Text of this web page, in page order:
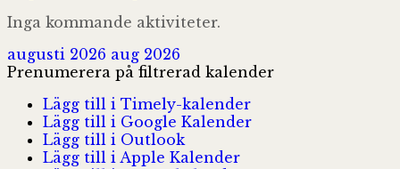
Inga kommande aktiviteter.
augusti 2026 aug 2026
Prenumerera på filtrerad kalender
Lägg till i Timely-kalender
Lägg till i Google Kalender
Lägg till i Outlook
Lägg till i Apple Kalender